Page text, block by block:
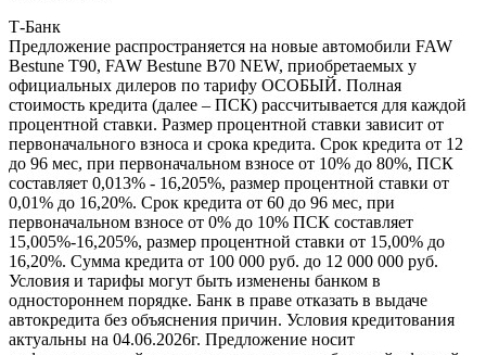
Т-Банк
Предложение распространяется на новые автомобили FAW
Bestune T90, FAW Bestune В70 NEW, приобретаемых у
официальных дилеров по тарифу ОСОБЫЙ. Полная
стоимость кредита (далее – ПСК) рассчитывается для каждой
процентной ставки. Размер процентной ставки зависит от
первоначального взноса и срока кредита. Срок кредита от 12
до 96 мес, при первоначальном взносе от 10% до 80%, ПСК
составляет 0,013% - 16,205%, размер процентной ставки от
0,01% до 16,20%. Срок кредита от 60 до 96 мес, при
первоначальном взносе от 0% до 10% ПСК составляет
15,005%-16,205%, размер процентной ставки от 15,00% до
16,20%. Сумма кредита от 100 000 руб. до 12 000 000 руб.
Условия и тарифы могут быть изменены банком в
одностороннем порядке. Банк в праве отказать в выдаче
автокредита без объяснения причин. Условия кредитования
актуальны на 04.06.2026г. Предложение носит